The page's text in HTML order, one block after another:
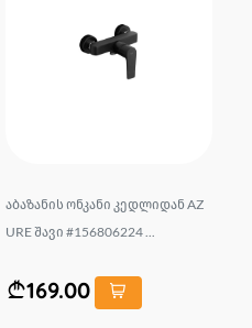
აბაზანის ონკანი კედლიდან AZ
URE შავი #156806224 ...
169.00